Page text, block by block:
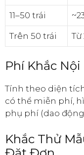
11–50 trái
Trên 50 trái
Phí Khắc
Tính theo diện
có thể miễn phí,
phụ phí (dao động
Khắc Thử